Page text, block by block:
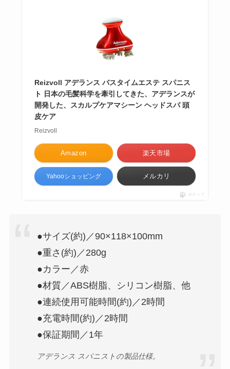
Reizvoll アデランス バスタイムエステ スパニス
ト 日本の毛髪科学を牽引してきた、アデランスが
開発した、スカルプケアマシーン ヘッドスパ 頭
皮ケア
Reizvoll
Amazon 楽天市場
Yahooショッピング メルカリ
ポチップ
●サイズ(約)／90×118×100mm
●重さ(約)／280g
●カラー／赤
●材質／ABS樹脂、シリコン樹脂、他
●連続使用可能時間(約)／2時間
●充電時間(約)／2時間
●保証期間／1年
アデランス スパニストの製品仕様。